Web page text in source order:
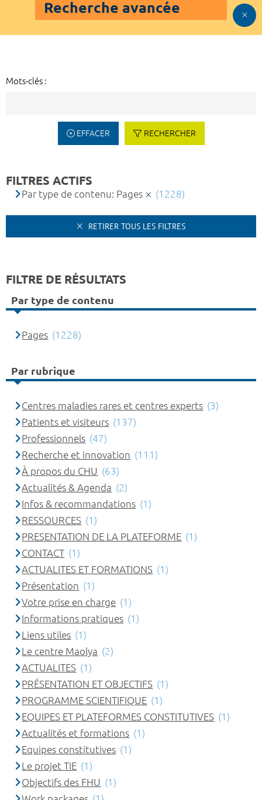
Recherche avancée
Mots-clés :
EFFACER RECHERCHER
FILTRES ACTIFS
Par type de contenu: Pages (1228)
RETIRER TOUS LES FILTRES
FILTRE DE RÉSULTATS
Par type de contenu
Pages (1228)
Par rubrique
Centres maladies rares et centres experts (3)
Patients et visiteurs (137)
Professionnels (47)
Recherche et innovation (111)
À propos du CHU (63)
Actualités & Agenda (2)
Infos & recommandations (1)
RESSOURCES (1)
PRESENTATION DE LA PLATEFORME (1)
CONTACT (1)
ACTUALITES ET FORMATIONS (1)
Présentation (1)
Votre prise en charge (1)
Informations pratiques (1)
Liens utiles (1)
Le centre Maolya (2)
ACTUALITES (1)
PRÉSENTATION ET OBJECTIFS (1)
PROGRAMME SCIENTIFIQUE (1)
EQUIPES ET PLATEFORMES CONSTITUTIVES (1)
Actualités et formations (1)
Equipes constitutives (1)
Le projet TIE (1)
Objectifs des FHU (1)